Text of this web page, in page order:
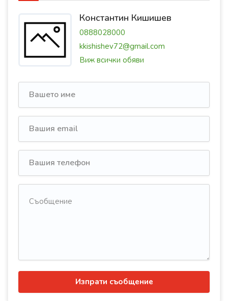
Константин Кишишев
0888028000
kkishishev72@gmail.com
Виж всички обяви
Изпрати съобщение